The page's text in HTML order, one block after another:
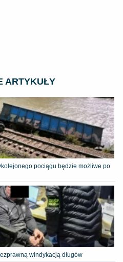
ARTYKUŁY
pociągu będzie możliwe po
windykacją długów